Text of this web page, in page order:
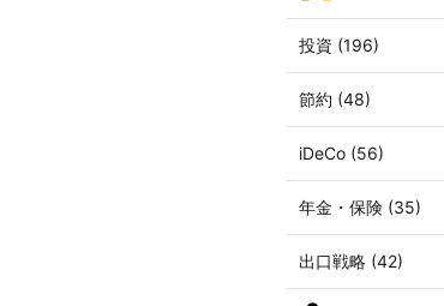
投資 (196)
節約 (48)
iDeCo (56)
年金・保険 (35)
出口戦略 (42)